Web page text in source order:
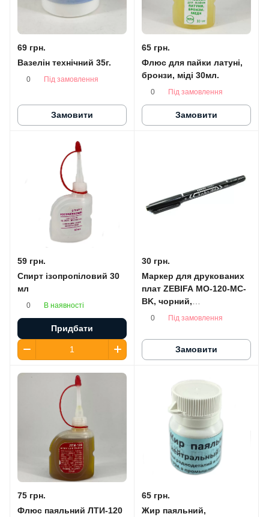
69 грн.
Вазелін технічний 35г.
0 Під замовлення
Замовити
65 грн.
Флюс для пайки латуні,
бронзи, міді 30мл.
0 Під замовлення
Замовити
59 грн.
Спирт ізопропіловий 30
мл
0 В наявності
Придбати
30 грн.
Маркер для друкованих
плат ZEBIFA MO-120-MC-
BK, чорний,
двосторонній (1,5 мм/0,5
0 Під замовлення
Замовити
75 грн.
Флюс паяльний ЛТИ-120
65 грн.
Жир паяльний,